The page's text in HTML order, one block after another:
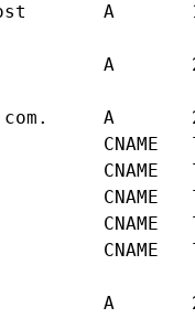
A
A
A
CNAME
CNAME
CNAME
CNAME
CNAME
A